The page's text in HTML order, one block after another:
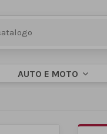
AUTO E MOTO